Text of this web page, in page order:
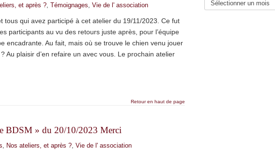
et après ?, Témoignages, Vie de l' association
tous qui avez participé à cet atelier du 19/11/2023. Ce fut
participants au vu des retours juste après, pour l’équipe
encadrante. Au fait, mais où se trouve le chien venu jouer
Au plaisir d’en refaire un avec vous. Le prochain atelier
Retour en haut de page
BDSM » du 20/10/2023 Merci
, Nos ateliers, et après ?, Vie de l' association